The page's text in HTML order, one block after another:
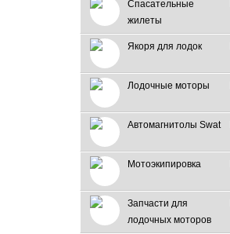
Спасательные
жилеты
Якоря для лодок
Лодочные моторы
Автомагнитолы Swat
Мотоэкипировка
Запчасти для
лодочных моторов